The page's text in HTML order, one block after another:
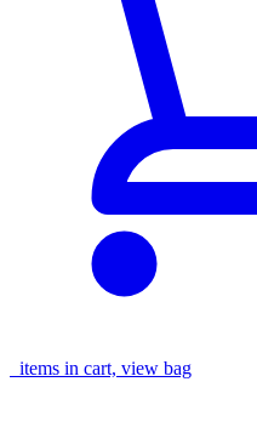
items in cart, view bag